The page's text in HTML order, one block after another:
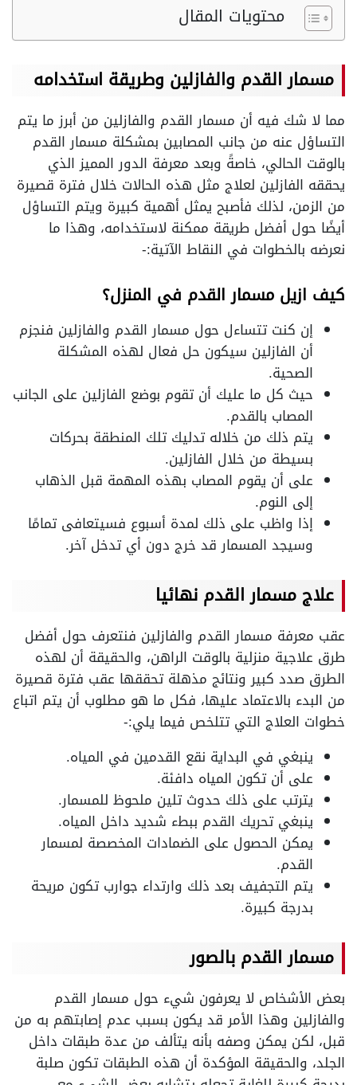
محتويات المقال
مسمار القدم والفازلين وطريقة استخدامه
مما لا شك فيه أن مسمار القدم والفازلين من أبرز ما يتم
التساؤل عنه من جانب المصابين بمشكلة مسمار القدم
بالوقت الحالي، خاصةً وبعد معرفة الدور المميز الذي
يحققه الفازلين لعلاج مثل هذه الحالات خلال فترة قصيرة
من الزمن، لذلك فأصبح يمثل أهمية كبيرة ويتم التساؤل
أيضًا حول أفضل طريقة ممكنة لاستخدامه، وهذا ما
نعرضه بالخطوات في النقاط الآتية:-
كيف ازيل مسمار القدم في المنزل؟
إن كنت تتساءل حول مسمار القدم والفازلين فنجزم
أن الفازلين سيكون حل فعال لهذه المشكلة
الصحية.
حيث كل ما عليك أن تقوم بوضع الفازلين على الجانب
المصاب بالقدم.
يتم ذلك من خلاله تدليك تلك المنطقة بحركات
بسيطة من خلال الفازلين.
على أن يقوم المصاب بهذه المهمة قبل الذهاب
إلى النوم.
إذا واظب على ذلك لمدة أسبوع فسيتعافى تمامًا
وسيجد المسمار قد خرج دون أي تدخل آخر.
علاج مسمار القدم نهائيا
عقب معرفة مسمار القدم والفازلين فنتعرف حول أفضل
طرق علاجية منزلية بالوقت الراهن، والحقيقة أن لهذه
الطرق صدد كبير ونتائج مذهلة تحققها عقب فترة قصيرة
من البدء بالاعتماد عليها، فكل ما هو مطلوب أن يتم اتباع
خطوات العلاج التي تتلخص فيما يلي:-
ينبغي في البداية نقع القدمين في المياه.
على أن تكون المياه دافئة.
يترتب على ذلك حدوث تلين ملحوظ للمسمار.
ينبغي تحريك القدم ببطء شديد داخل المياه.
يمكن الحصول على الضمادات المخصصة لمسمار
القدم.
يتم التجفيف بعد ذلك وارتداء جوارب تكون مريحة
بدرجة كبيرة.
مسمار القدم بالصور
بعض الأشخاص لا يعرفون شيء حول مسمار القدم
والفازلين وهذا الأمر قد يكون بسبب عدم إصابتهم به من
قبل، لكن يمكن وصفه بأنه يتألف من عدة طبقات داخل
الجلد، والحقيقة المؤكدة أن هذه الطبقات تكون صلبة